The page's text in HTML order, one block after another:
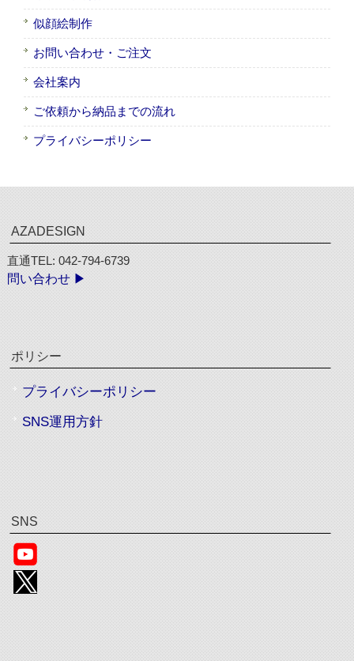
似顔絵制作
お問い合わせ・ご注文
会社案内
ご依頼から納品までの流れ
プライバシーポリシー
AZADESIGN
直通TEL: 042-794-6739
問い合わせ ▶︎
ポリシー
プライバシーポリシー
SNS運用方針
SNS